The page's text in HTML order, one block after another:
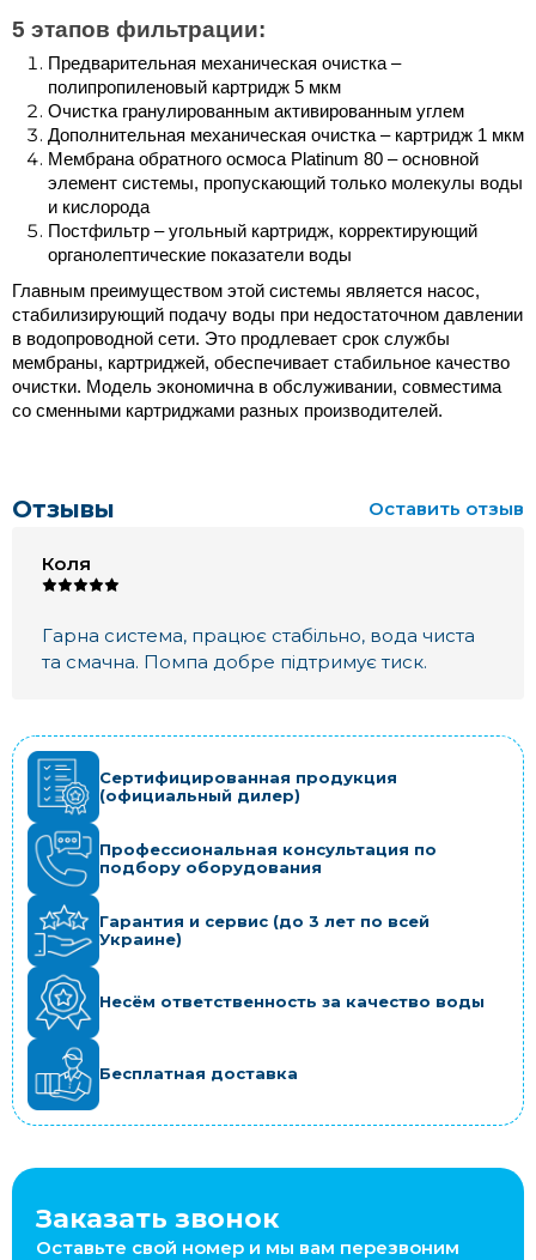
5 этапов фильтрации:
Предварительная механическая очистка –
полипропиленовый картридж 5 мкм
Очистка гранулированным активированным углем
Дополнительная механическая очистка – картридж 1 мкм
Мембрана обратного осмоса Platinum 80 – основной
элемент системы, пропускающий только молекулы воды
и кислорода
Постфильтр – угольный картридж, корректирующий
органолептические показатели воды
Главным преимуществом этой системы является насос,
стабилизирующий подачу воды при недостаточном давлении
в водопроводной сети. Это продлевает срок службы
мембраны, картриджей, обеспечивает стабильное качество
очистки. Модель экономична в обслуживании, совместима
со сменными картриджами разных производителей.
Отзывы Оставить отзыв
Коля
Гарна система, працює стабільно, вода чиста
та смачна. Помпа добре підтримує тиск.
Сертифицированная продукция
(официальный дилер)
Профессиональная консультация по
подбору оборудования
Гарантия и сервис (до 3 лет по всей
Украине)
Несём ответственность за качество воды
Бесплатная доставка
Заказать звонок
Оставьте свой номер и мы вам перезвоним